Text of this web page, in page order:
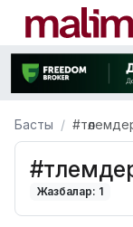
Басты
Жазбалар: 1